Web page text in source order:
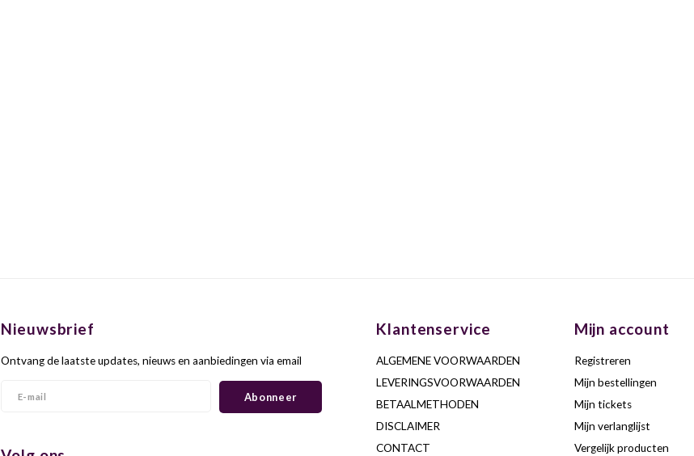
Nieuwsbrief
Ontvang de laatste updates, nieuws en aanbiedingen via email
Abonneer
Klantenservice
ALGEMENE VOORWAARDEN
LEVERINGSVOORWAARDEN
BETAALMETHODEN
DISCLAIMER
CONTACT
Mijn account
Registreren
Mijn bestellingen
Mijn tickets
Mijn verlanglijst
Vergelijk producten